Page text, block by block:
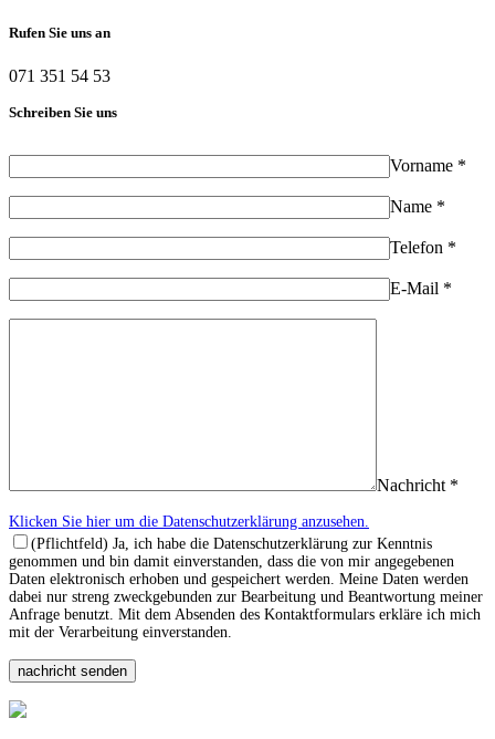
Rufen Sie uns an
071 351 54 53
Schreiben Sie uns
Vorname *
Name *
Telefon *
E-Mail *
Nachricht *
Klicken Sie hier um die Datenschutzerklärung anzusehen.
(Pflichtfeld) Ja, ich habe die Datenschutzerklärung zur Kenntnis
genommen und bin damit einverstanden, dass die von mir angegebenen
Daten elektronisch erhoben und gespeichert werden. Meine Daten werden
dabei nur streng zweckgebunden zur Bearbeitung und Beantwortung meiner
Anfrage benutzt. Mit dem Absenden des Kontaktformulars erkläre ich mich
mit der Verarbeitung einverstanden.